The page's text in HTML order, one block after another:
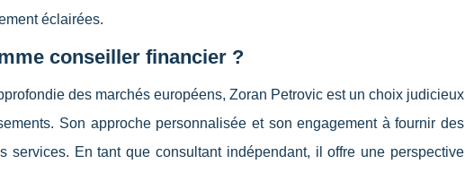
éclairées.
conseiller financier ?
des marchés européens, Zoran Petrovic est un choix judicieux
Son approche personnalisée et son engagement à fournir des
services. En tant que consultant indépendant, il offre une perspective